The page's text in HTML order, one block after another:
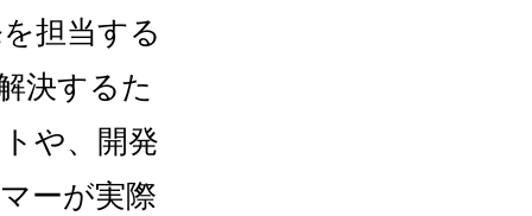
担当する
決するた
や、開発
ーが実際